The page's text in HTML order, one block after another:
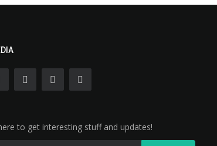
to get interesting stuff and updates!